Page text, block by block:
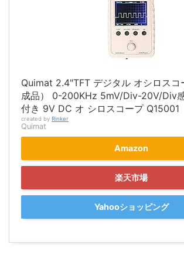
Quimat 2.4"TFT デジタル オシロスコ
成品） 0-200KHz 5mV/Div-20V/Div
付き 9V DC オ シロスコープ Q15001
created by Rinker
Quimat
Amazon
楽天市場
Yahooショッピング